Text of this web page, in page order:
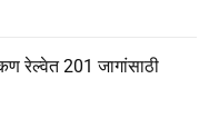
रेल्वेत 201 जागांसाठी